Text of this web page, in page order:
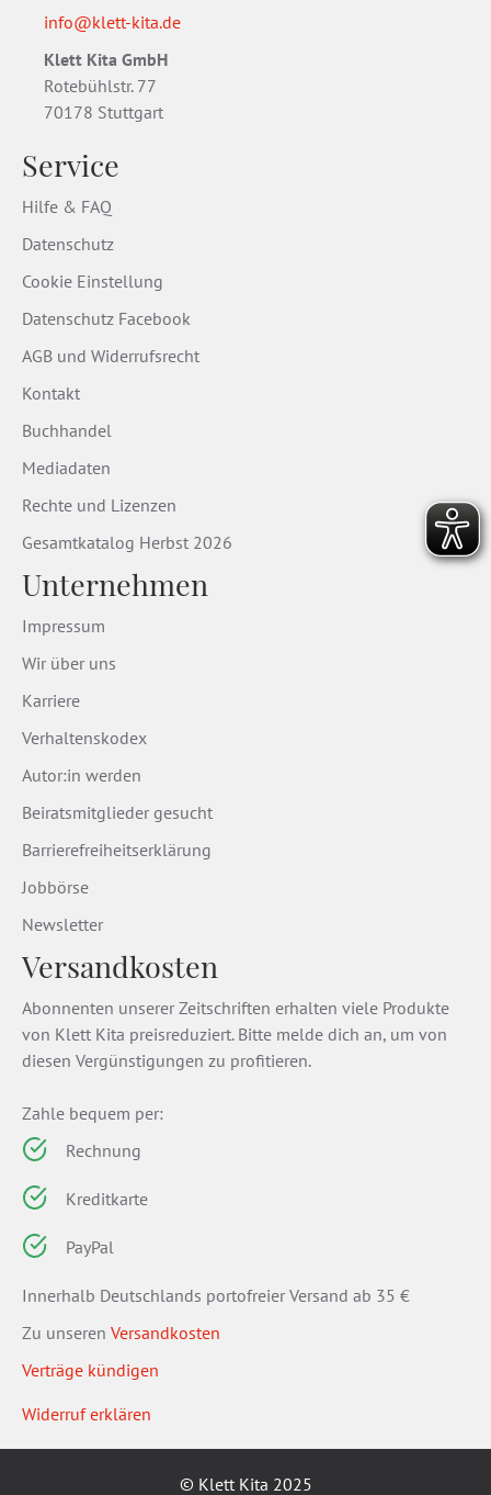
info@klett-kita.de
Klett Kita GmbH
Rotebühlstr. 77
70178 Stuttgart
Service
Hilfe & FAQ
Datenschutz
Cookie Einstellung
Datenschutz Facebook
AGB und Widerrufsrecht
Kontakt
Buchhandel
Mediadaten
Rechte und Lizenzen
Gesamtkatalog Herbst 2026
Unternehmen
Impressum
Wir über uns
Karriere
Verhaltenskodex
Autor:in werden
Beiratsmitglieder gesucht
Barrierefreiheitserklärung
Jobbörse
Newsletter
Versandkosten
Abonnenten unserer Zeitschriften erhalten viele Produkte
von Klett Kita preisreduziert. Bitte melde dich an, um von
diesen Vergünstigungen zu profitieren.
Zahle bequem per:
Rechnung
Kreditkarte
PayPal
Innerhalb Deutschlands portofreier Versand ab 35 €
Zu unseren Versandkosten
Verträge kündigen
Widerruf erklären
© Klett Kita 2025